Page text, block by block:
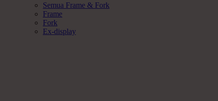
Semua Frame & Fork
Frame
Fork
Ex-display